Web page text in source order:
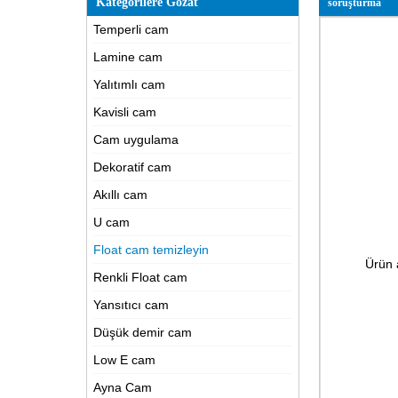
Temperli cam
Lamine cam
Yalıtımlı cam
Kavisli cam
Cam uygulama
Dekoratif cam
Akıllı cam
U cam
Float cam temizleyin
Renkli Float cam
Yansıtıcı cam
Düşük demir cam
Low E cam
Ayna Cam
soruşturma
Ürün